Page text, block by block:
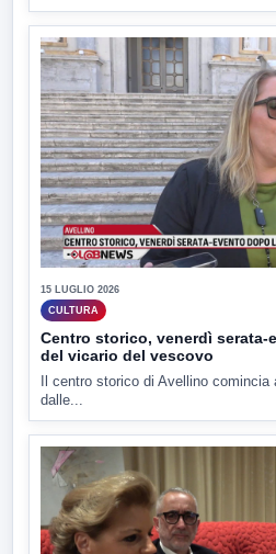
15 LUGLIO 2026
CULTURA
Centro storico, venerdì
del vicario del vescovo
Il centro storico di Avellino
dalle...